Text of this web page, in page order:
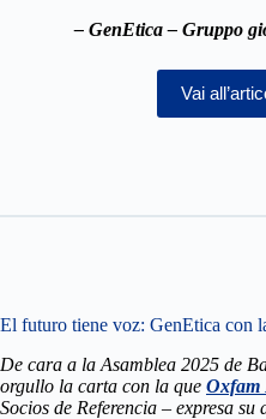
– GenEtica – Gruppo
Vai
El futuro tiene voz: GenEtica con
De cara a la Asamblea 2025 de
orgullo la carta con la que Oxfam
Socios de Referencia – expresa